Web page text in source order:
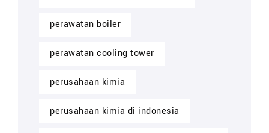
perawatan boiler
perawatan cooling tower
perusahaan kimia
perusahaan kimia di indonesia